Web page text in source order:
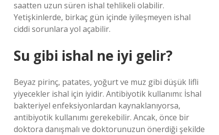
saatten uzun süren ishal tehlikeli olabilir.
Yetişkinlerde, birkaç gün içinde iyileşmeyen ishal
ciddi sorunlara yol açabilir.
Su gibi ishal ne iyi gelir?
Beyaz pirinç, patates, yoğurt ve muz gibi düşük lifli
yiyecekler ishal için iyidir. Antibiyotik kullanımı: İshal
bakteriyel enfeksiyonlardan kaynaklanıyorsa,
antibiyotik kullanımı gerekebilir. Ancak, önce bir
doktora danışmalı ve doktorunuzun önerdiği şekilde